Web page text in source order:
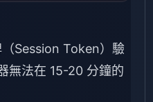
Session Token）驗
無法在 15-20 分鐘的